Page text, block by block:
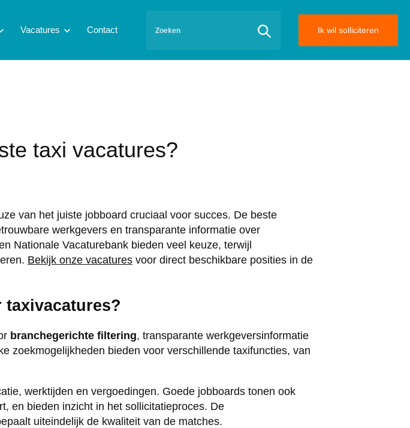
Vacatures chevron_right Contact Ik wil solliciteren
taxi vacatures?
van het juiste jobboard cruciaal voor succes. De beste
werkgevers en transparante informatie over
Nationale Vacaturebank bieden veel keuze, terwijl
Bekijk onze vacatures voor direct beschikbare posities in de
taxivacatures?
branchegerichte filtering, transparante werkgeversinformatie
zoekmogelijkheden bieden voor verschillende taxifuncties, van
werktijden en vergoedingen. Goede jobboards tonen ook
en bieden inzicht in het sollicitatieproces. De
uiteindelijk de kwaliteit van de matches.